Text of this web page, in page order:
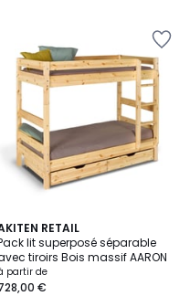
RETAIL
lit superposé séparable
avec tiroirs Bois massif AARON
partir de
€
4,5
/ 5